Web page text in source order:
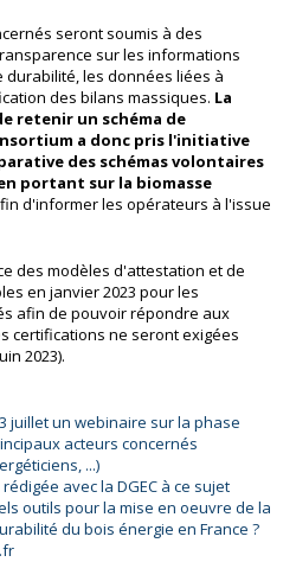
seront soumis à des
sur les informations
les données liées à
des bilans massiques. La
retenir un schéma de
a donc pris l'initiative
des schémas volontaires
portant sur la biomasse
afin d'informer les opérateurs à l'issue
des modèles d'attestation et de
en janvier 2023 pour les
afin de pouvoir répondre aux
certifications ne seront exigées
2023).
juillet un webinaire sur la phase
acteurs concernés
...)
avec la DGEC à ce sujet
outils pour la mise en oeuvre de la
du bois énergie en France ?